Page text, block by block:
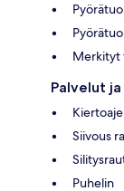
Merkityt
Palvelut
Siivous
Puhelin